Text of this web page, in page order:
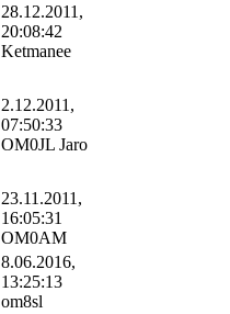
28.12.2011,
20:08:42
Ketmanee
2.12.2011,
07:50:33
OM0JL Jaro
23.11.2011,
16:05:31
OM0AM
8.06.2016,
13:25:13
om8sl